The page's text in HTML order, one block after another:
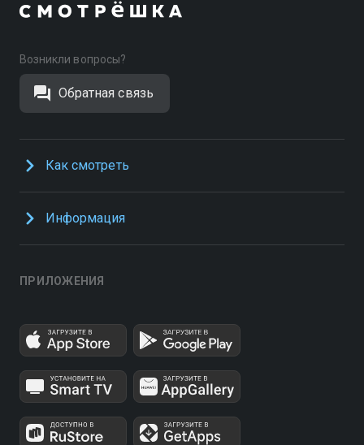
Возникли вопросы?
Обратная связь
Как смотреть
Информация
ПРИЛОЖЕНИЯ